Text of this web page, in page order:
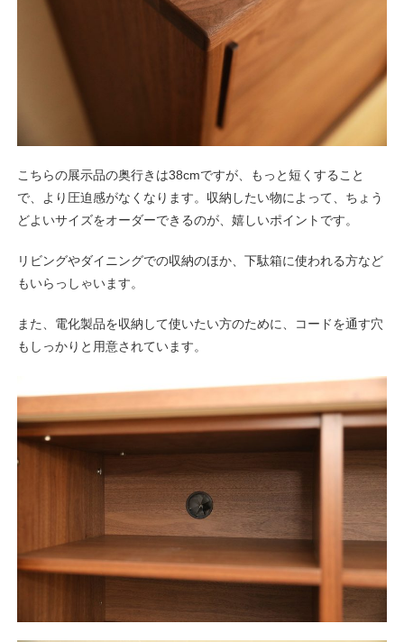
こちらの展示品の奥行きは38cmですが、もっと短くすること
で、より圧迫感がなくなります。収納したい物によって、ちょう
どよいサイズをオーダーできるのが、嬉しいポイントです。
リビングやダイニングでの収納のほか、下駄箱に使われる方など
もいらっしゃいます。
また、電化製品を収納して使いたい方のために、コードを通す穴
もしっかりと用意されています。